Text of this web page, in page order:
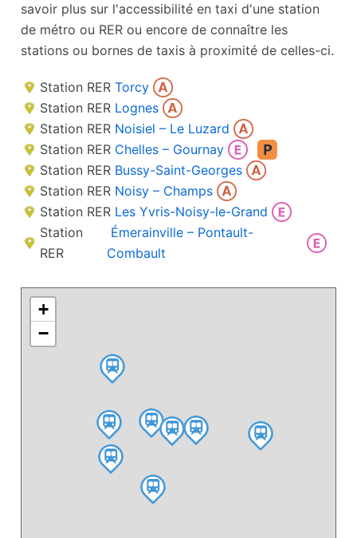
savoir plus sur l'accessibilité en taxi d'une station
de métro ou RER ou encore de connaître les
stations ou bornes de taxis à proximité de celles-ci.
Station RER Torcy
Station RER Lognes
Station RER Noisiel – Le Luzard
Station RER Chelles – Gournay
Station RER Bussy-Saint-Georges
Station RER Noisy – Champs
Station RER Les Yvris-Noisy-le-Grand
Station
RER
Émerainville – Pontault-
Combault
+
−